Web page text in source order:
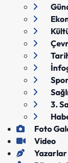
3.
Foto
Video
Yazarlar